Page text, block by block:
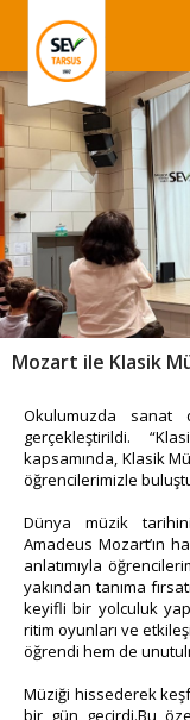
Mozart ile Klasik
Okulumuzda
gerçekleştirildi.
kapsamında, Klasik
öğrencilerimizle
Dünya müzik
Amadeus Mozart’ın
anlatımıyla
yakından tanıma
keyifli bir yolculuk
ritim oyunları ve
öğrendi hem de
Müziği hissederek
bir gün geçirdi.Bu